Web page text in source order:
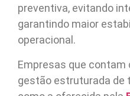
preventiva, evitando
garantindo maior
operacional.
Empresas que contam
gestão estruturada de